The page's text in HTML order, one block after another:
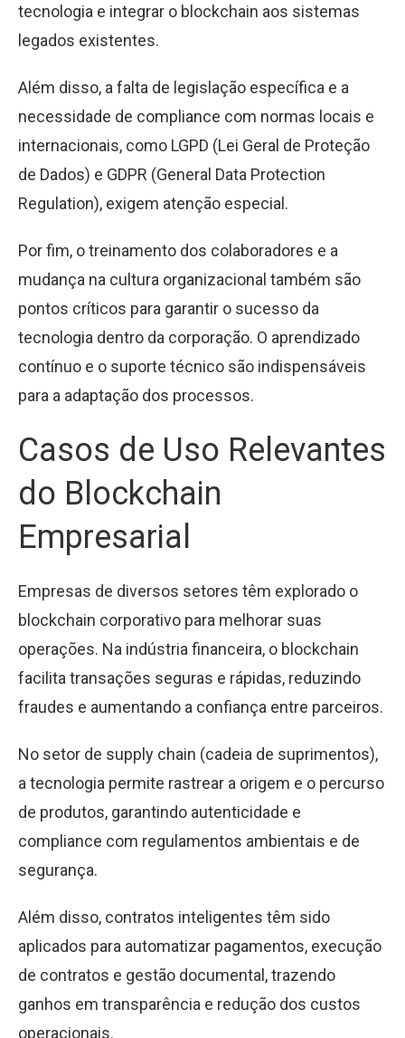
tecnologia e integrar o blockchain aos sistemas
legados existentes.
Além disso, a falta de legislação específica e a
necessidade de compliance com normas locais e
internacionais, como LGPD (Lei Geral de Proteção
de Dados) e GDPR (General Data Protection
Regulation), exigem atenção especial.
Por fim, o treinamento dos colaboradores e a
mudança na cultura organizacional também são
pontos críticos para garantir o sucesso da
tecnologia dentro da corporação. O aprendizado
contínuo e o suporte técnico são indispensáveis
para a adaptação dos processos.
Casos de Uso Relevantes
do Blockchain
Empresarial
Empresas de diversos setores têm explorado o
blockchain corporativo para melhorar suas
operações. Na indústria financeira, o blockchain
facilita transações seguras e rápidas, reduzindo
fraudes e aumentando a confiança entre parceiros.
No setor de supply chain (cadeia de suprimentos),
a tecnologia permite rastrear a origem e o percurso
de produtos, garantindo autenticidade e
compliance com regulamentos ambientais e de
segurança.
Além disso, contratos inteligentes têm sido
aplicados para automatizar pagamentos, execução
de contratos e gestão documental, trazendo
ganhos em transparência e redução dos custos
operacionais.